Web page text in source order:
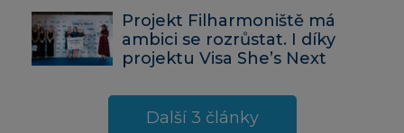
Projekt Filharmoniště má
ambici se rozrůstat. I díky
projektu Visa She’s Next
Další 3 články